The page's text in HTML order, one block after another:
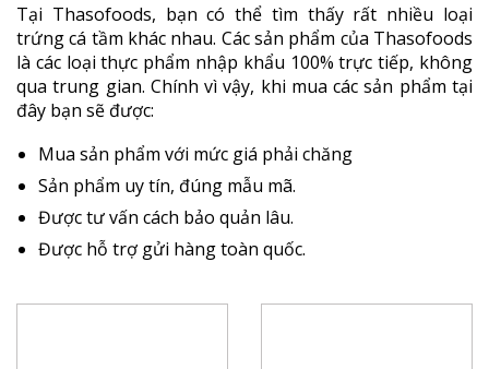
Tại Thasofoods, bạn có thể tìm thấy rất nhiều loại
trứng cá tầm khác nhau. Các sản phẩm của Thasofoods
là các loại thực phẩm nhập khẩu 100% trực tiếp, không
qua trung gian. Chính vì vậy, khi mua các sản phẩm tại
đây bạn sẽ được:
Mua sản phẩm với mức giá phải chăng
Sản phẩm uy tín, đúng mẫu mã.
Được tư vấn cách bảo quản lâu.
Được hỗ trợ gửi hàng toàn quốc.